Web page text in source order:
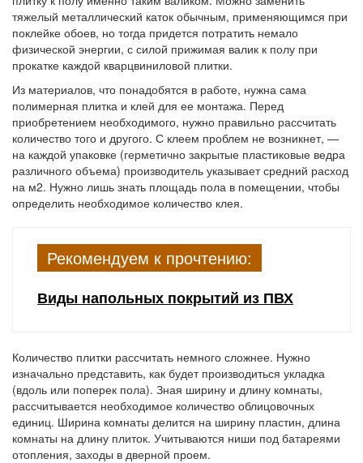
тяжелый металлический каток обычным, применяющимся при
поклейке обоев, но тогда придется потратить немало
физической энергии, с силой прижимая валик к полу при
прокатке каждой кварцвиниловой плитки.
Из материалов, что понадобятся в работе, нужна сама
полимерная плитка и клей для ее монтажа. Перед
приобретением необходимого, нужно правильно рассчитать
количество того и другого. С клеем проблем не возникнет, —
на каждой упаковке (герметично закрытые пластиковые ведра
различного объема) производитель указывает средний расход
на м2. Нужно лишь знать площадь пола в помещении, чтобы
определить необходимое количество клея.
Рекомендуем к прочтению:
Виды напольных покрытий из ПВХ
Количество плитки рассчитать немного сложнее. Нужно
изначально представить, как будет производиться укладка
(вдоль или поперек пола). Зная ширину и длину комнаты,
рассчитывается необходимое количество облицовочных
единиц. Ширина комнаты делится на ширину пластин, длина
комнаты на длину плиток. Учитываются ниши под батареями
отопления, заходы в дверной проем.